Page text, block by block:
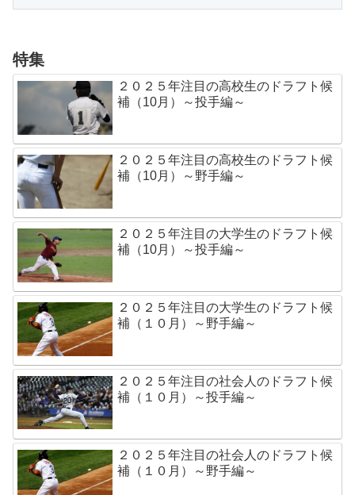
特集
２０２５年注目の高校生のドラフト候
補（10月）～投手編～
２０２５年注目の高校生のドラフト候
補（10月）～野手編～
２０２５年注目の大学生のドラフト候
補（10月）～投手編～
２０２５年注目の大学生のドラフト候
補（１０月）～野手編～
２０２５年注目の社会人のドラフト候
補（１０月）～投手編～
２０２５年注目の社会人のドラフト候
補（１０月）～野手編～